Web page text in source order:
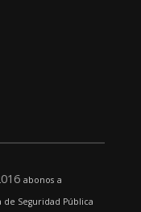
abonos a
de Seguridad Pública